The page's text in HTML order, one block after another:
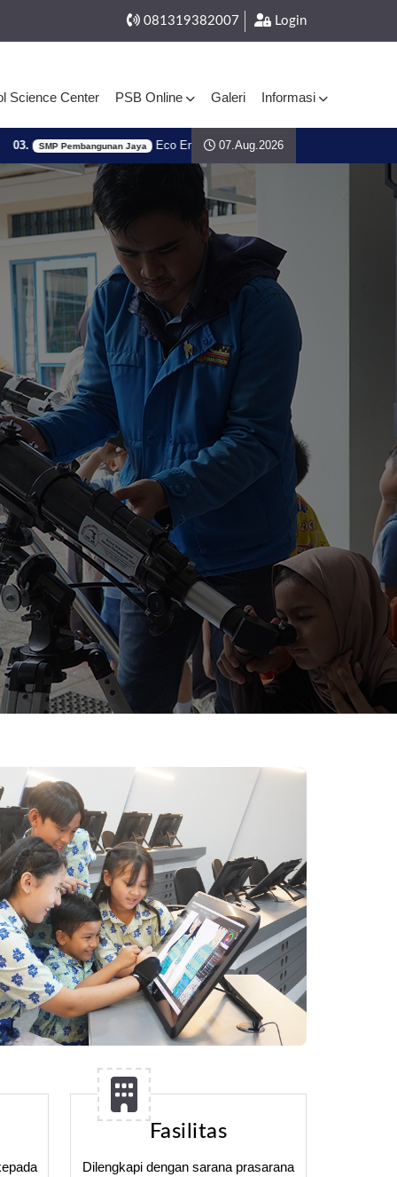
081319382007 Login
Science Center PSB Online Galeri Informasi
Pembangunan Jaya Eco Enzyme Bersama Dinas Lingkungkan Hidup (DLH)
07.Aug.2026
Fasilitas
Dilengkapi dengan sarana prasarana